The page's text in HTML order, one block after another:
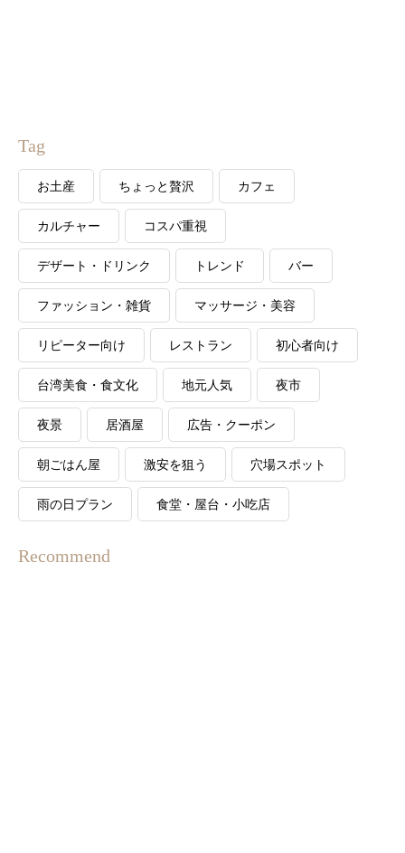
Tag
お土産 ちょっと贅沢 カフェ
カルチャー コスパ重視
デザート・ドリンク トレンド バー
ファッション・雑貨 マッサージ・美容
リピーター向け レストラン 初心者向け
台湾美食・食文化 地元人気 夜市
夜景 居酒屋 広告・クーポン
朝ごはん屋 激安を狙う 穴場スポット
雨の日プラン 食堂・屋台・小吃店
Recommend